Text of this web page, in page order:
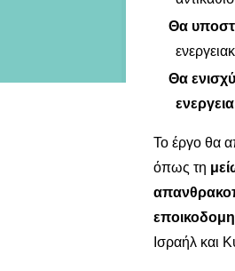
Θα
Θα
Το έργο θα
όπως τη
Ισραήλ και